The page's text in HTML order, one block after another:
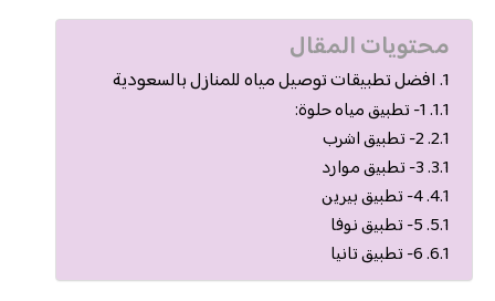
محتويات المقال
افضل تطبيقات توصيل مياه للمنازل بالسعودية
1- تطبيق مياه حلوة:
2- تطبيق اشرب
3- تطبيق موارد
4- تطبيق بيرين
5- تطبيق نوفا
6- تطبيق تانيا